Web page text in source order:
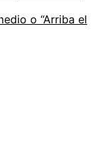
o “Arriba el